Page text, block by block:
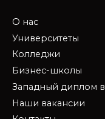
О нас
Университеты
Колледжи
Бизнес-школы
Западный диплом в
Наши вакансии